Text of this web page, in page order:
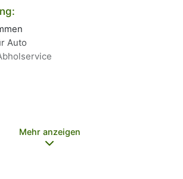
Auto
Mehr anzeigen